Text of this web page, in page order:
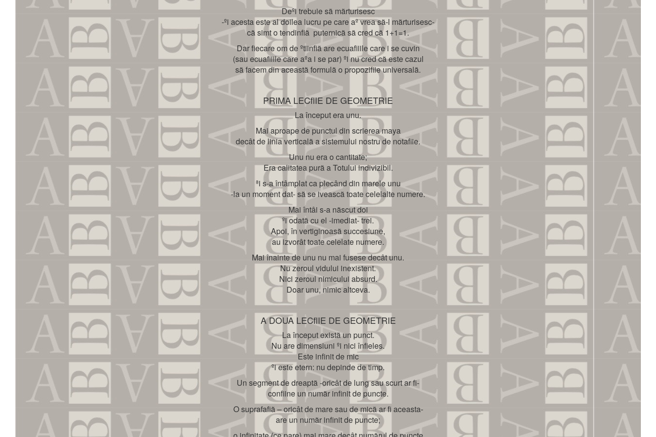
Deºi trebuie sã mãrturisesc
-ºi acesta este al doilea lucru pe care aº vrea sã-l mãrturisesc-
cã simt o tendinﬁã puternicã sã cred cã 1+1=1.
Dar fiecare om de ºtiinﬁã are ecuaﬁiile care i se cuvin
(sau ecuaﬁiile care aºa i se par) ºi nu cred cã este cazul
sã facem din aceastã formulã o propoziﬁie universalã.
PRIMA LECﬂIE DE GEOMETRIE
La început era unu.
Mai aproape de punctul din scrierea maya
decât de linia verticalã a sistemului nostru de notaﬁie.
Unu nu era o cantitate;
Era calitatea purã a Totului indivizibil.
ªi s-a întâmplat ca plecând din marele unu
-la un moment dat- sã se iveascã toate celelalte numere.
Mai întâi s-a nãscut doi
ºi odatã cu el -imediat- trei.
Apoi, în vertiginoasã succesiune,
au izvorât toate celelate numere.
Mai înainte de unu nu mai fusese decât unu.
Nu zeroul vidului inexistent.
Nici zeroul nimicului absurd.
Doar unu, nimic altceva.
A DOUA LECﬂIE DE GEOMETRIE
La început existã un punct.
Nu are dimensiuni ºi nici înﬁeles.
Este infinit de mic
ºi este etern: nu depinde de timp.
Un segment de dreaptã -oricât de lung sau scurt ar fi-
conﬁine un numãr infinit de puncte.
O suprafaﬁã – oricât de mare sau de micã ar fi aceasta-
are un numãr infinit de puncte;